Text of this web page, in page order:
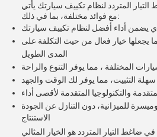
المتردد لنظام تكييف سيارتك يأتي
مع فوائد مختلفة، بما في ذلك:
يضمن أداء أفضل لنظام تكييف سيارتك
يجعلها خيار فعال من حيث التكلفة على
المدى الطويل
المختلفة ، مما يوفر التنوع والراحة
سهلة التثبيت، مما يوفر لك الوقت والجهد
والتكنولوجيا المتقدمة لأقصى أداء
للميزانية، دون التنازل عن الجودة
الاستنتاج
ضاغط التيار المتردد هو الخيار المثالي